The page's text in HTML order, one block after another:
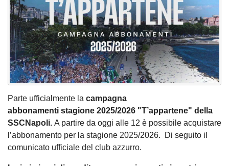
Parte ufficialmente la campagna
abbonamenti stagione 2025/2026 "T’appartene" della
SSCNapoli. A partire da oggi alle 12 è possibile acquistare
l’abbonamento per la stagione 2025/2026. Di seguito il
comunicato ufficiale del club azzurro.